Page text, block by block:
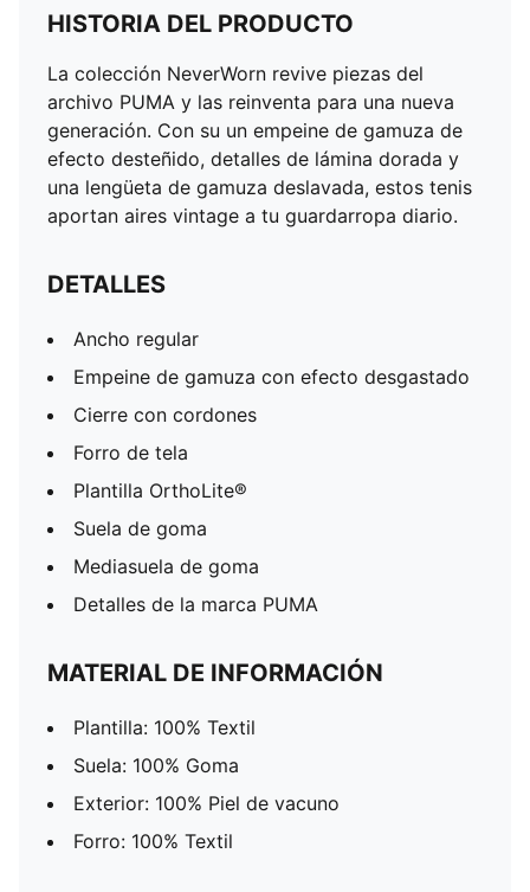
HISTORIA DEL PRODUCTO
La colección NeverWorn revive piezas del
archivo PUMA y las reinventa para una nueva
generación. Con su un empeine de gamuza de
efecto desteñido, detalles de lámina dorada y
una lengüeta de gamuza deslavada, estos tenis
aportan aires vintage a tu guardarropa diario.
DETALLES
Ancho regular
Empeine de gamuza con efecto desgastado
Cierre con cordones
Forro de tela
Plantilla OrthoLite®
Suela de goma
Mediasuela de goma
Detalles de la marca PUMA
MATERIAL DE INFORMACIÓN
Plantilla: 100% Textil
Suela: 100% Goma
Exterior: 100% Piel de vacuno
Forro: 100% Textil